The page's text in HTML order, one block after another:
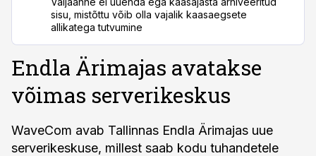
sisu, mistõttu võib olla vajalik kaasaegsete
allikatega tutvumine
Endla Ärimajas avatakse
võimas serverikeskus
WaveCom avab Tallinnas Endla Ärimajas uue
serverikeskuse, millest saab kodu tuhandetele